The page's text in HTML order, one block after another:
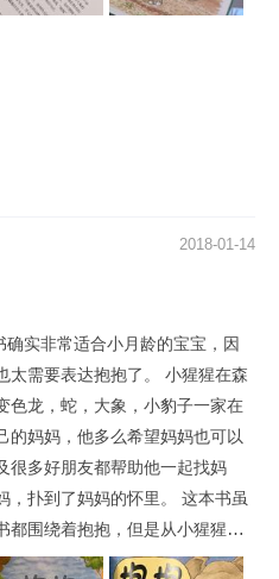
其中最怕的就是亲情关怀的缺
孩子读读这本《抱抱》，不光
是弥补自己童年的缺失。也许
是本能，但是不被表达的爱对孩
看看宝宝、看看绘本，竟不知
一页页告诉他这个是什么动物，
开他的双臂拥抱我，读完再次张
想，怎么读都无所谓了，关键是
道妈妈怀抱的温暖，并懂得向我
这已经达到了我的初衷和目
护航的力量。 在煊哥一岁
慌失措，他的安全感的缺失让我
是煊哥一岁半以后却突然变得乖
“小猩猩，我带你回家好吧？我
家好吧？” 我想这就是绘本的最
的进行真、善、美的品德教
2018-01-14
实非常适合小月龄的宝宝，因
太需要表达抱抱了。 小猩猩在森
色龙，蛇，大象，小豹子一家在
的妈妈，他多么希望妈妈也可以
很多好朋友都帮助他一起找妈
，扑到了妈妈的怀里。 这本书虽
都围绕着抱抱，但是从小猩猩的
化，而一边给小乖读书，一边也